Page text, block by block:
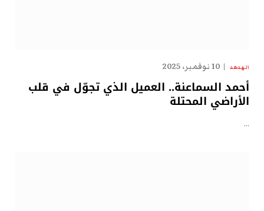
الهدهد 10 نوفمبر، 2025
أحمد السماعنة.. العميل الذي تجوّل في قلب
الأراضي المحتلة
…